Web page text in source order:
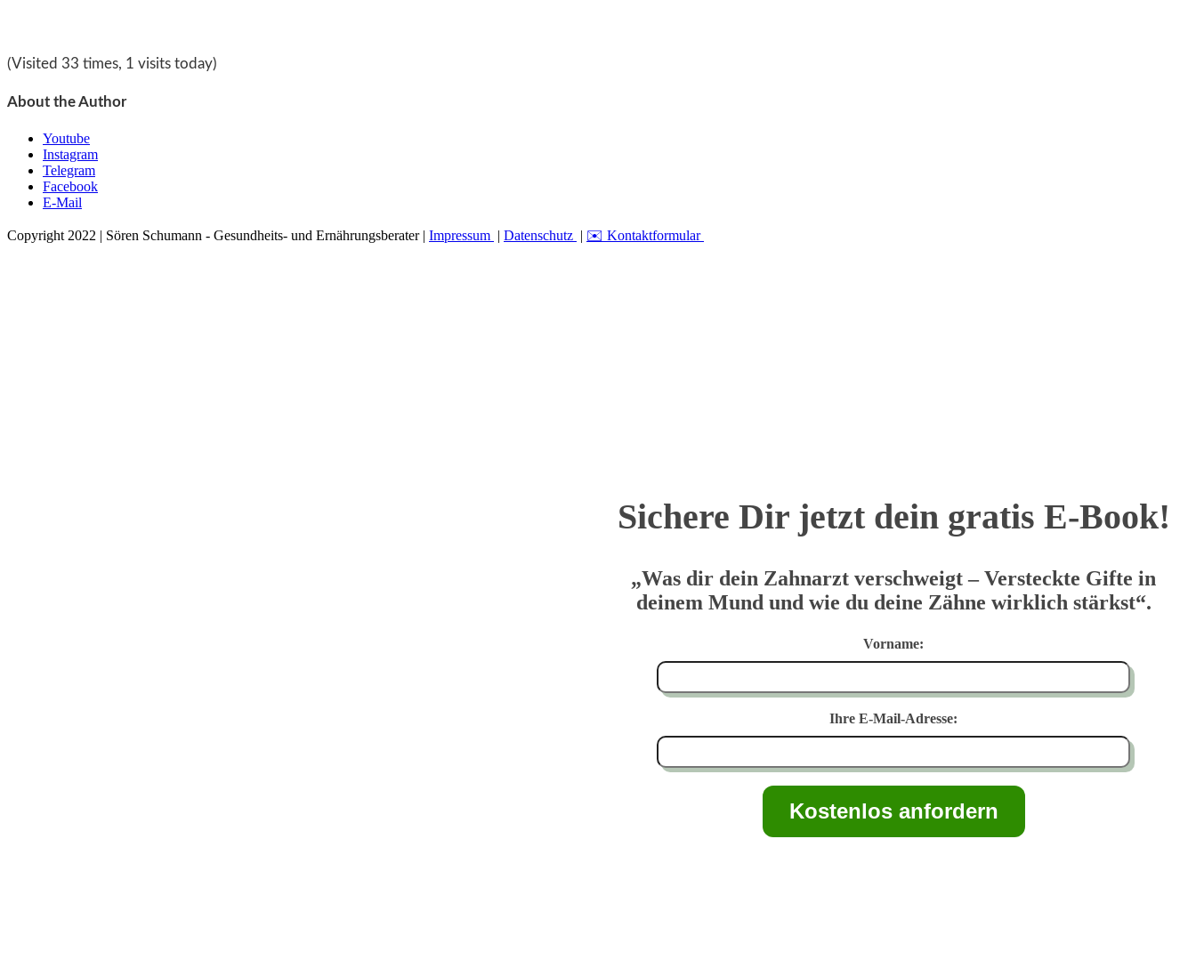
(Visited 33 times, 1 visits today)
About the Author
Youtube
Instagram
Telegram
Facebook
E-Mail
Copyright 2022 | Sören Schumann - Gesundheits- und Ernährungsberater | Impressum | Datenschutz | ✉️ Kontaktformular
Sichere Dir jetzt dein gratis E-Book!
„Was dir dein Zahnarzt verschweigt – Versteckte Gifte in
deinem Mund und wie du deine Zähne wirklich stärkst“.
Vorname:
Ihre E-Mail-Adresse: